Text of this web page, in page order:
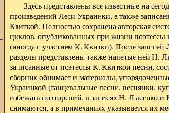
Здесь представлены все известные на
произведений Леси Украинки, а также
Квиткой. Полностью сохранена авторская
циклов, опубликованных при жизни
(иногда с участием К. Квитки). После
разделы представлены также напетые ней Н.
записанные от поэтессы К. Квиткой песни,
сборник обнимает и материалы,
Украинкой (танцевальные песни, веснянки,
избежать повторений, в записях Н. Лысенко и
снимаются, а в примечаниях указывается их